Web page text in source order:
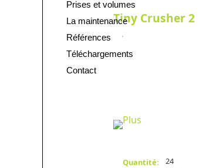
Prises et volumes
La maintenance
Références
Téléchargements
Contact
Tiny Crusher 2
Quantité:
24